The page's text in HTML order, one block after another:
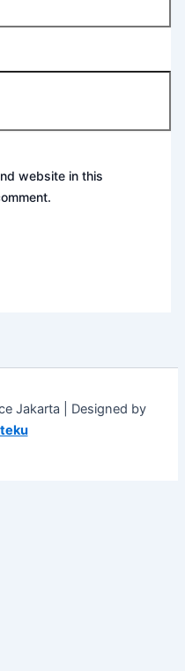
website in this
Jakarta | Designed by